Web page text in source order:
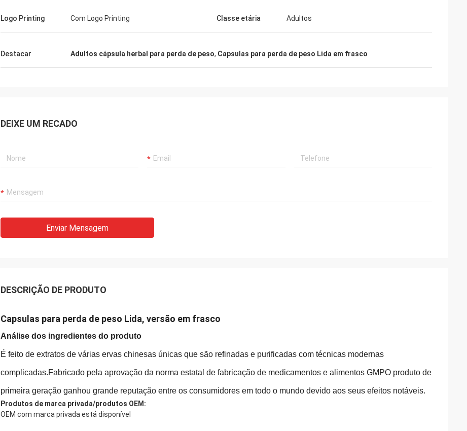
Logo Printing Com Logo Printing Classe etária Adultos
Destacar Adultos cápsula herbal para perda de peso, Capsulas para perda de peso Lida em frasco
DEIXE UM RECADO
Enviar Mensagem
DESCRIÇÃO DE PRODUTO
Capsulas para perda de peso Lida, versão em frasco
Análise dos ingredientes do produto
É feito de extratos de várias ervas chinesas únicas que são refinadas e purificadas com técnicas modernas
complicadas.Fabricado pela aprovação da norma estatal de fabricação de medicamentos e alimentos GMPO produto de
primeira geração ganhou grande reputação entre os consumidores em todo o mundo devido aos seus efeitos notáveis.
Produtos de marca privada/produtos OEM:
OEM com marca privada está disponível